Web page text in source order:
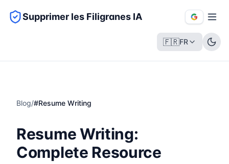
Supprimer les Filigranes IA
🇫🇷FR
Blog/#Resume Writing
Resume Writing:
Complete Resource